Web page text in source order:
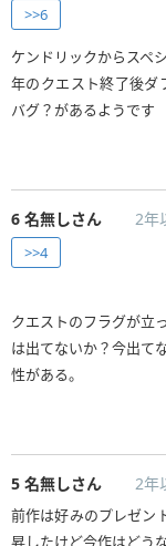
>>6
ケンドリックからスペ
年のクエスト終了後ダ
バグ？があるようです
6 名無しさん 2年
>>4
クエストのフラグが立
は出てないか？今出て
性がある。
5 名無しさん 2年
前作は好みのプレゼン
昇したけど今作はどう